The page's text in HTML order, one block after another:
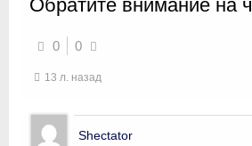
Обратите внимание на
0 0
13 л. назад
Shectator